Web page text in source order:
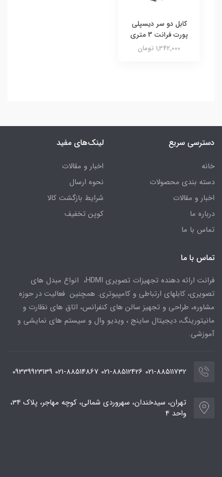
کابل دو سر دیسپلی
پورت فرانت 3 متری
1,342,000 تومان
دسترسی سریع
خانه
دسته بندی محصولات
اخبار و مقالات
درباره ما
تماس با ما
لینک‌های مفید
اخبار و مقالات
نحوه ارسال
شرایط بازگشت کالا
کوپن تخفیف
تماس با ما
فرانت ارائه دهنده تجهیزات تصویری HDMI، انواع مبدل های
تصویری، کابلهای ارتباطی و کامپیوتری. همچنین فعالیت در حوزه
مشاوره، طراحی و تجهیز سالن های کنفرانس، اتاق های نظارت و
مانیتورینگ، دیجیتال ساینج ، ویدیو وال و سیستم های نمایشی و
آموزشی.
021-88511732 021-88512426 021-88514867 09339923139
تهران، سیدخندان، سهروردی شمالی، کوچه مهاجر، پلاک 34،
واحد 4